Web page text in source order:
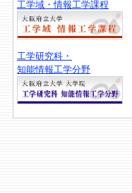
工学域・情報工学課程
工学研究科・
知能情報工学分野